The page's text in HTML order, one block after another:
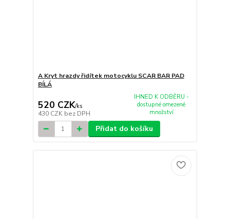
A Kryt hrazdy řidítek motocyklu SCAR BAR PAD
BÍLÁ
520 CZK/ks
430 CZK bez DPH
IHNED K ODBĚRU -
dostupné omezené
množství
Přidat do košíku